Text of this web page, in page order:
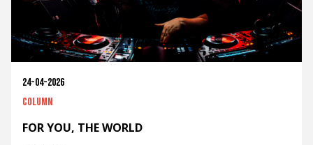
24-04-2026
Column
FOR YOU, THE WORLD